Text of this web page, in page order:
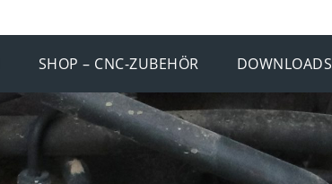
SHOP – CNC-ZUBEHÖR DOWNLOADS